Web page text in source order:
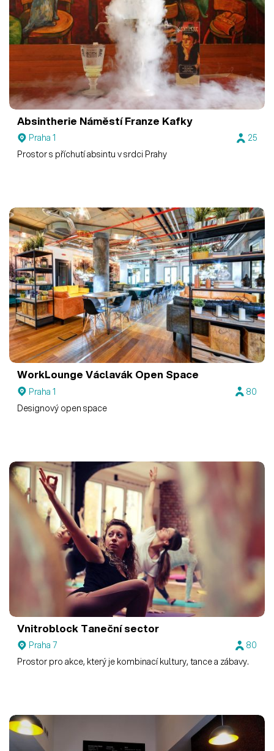
Absintherie Náměstí Franze Kafky
Praha 1
25
Prostor s příchutí absintu v srdci Prahy
WorkLounge Václavák Open Space
Praha 1
80
Designový open space
Vnitroblock Taneční sector
Praha 7
80
Prostor pro akce, který je kombinací kultury, tance a zábavy.